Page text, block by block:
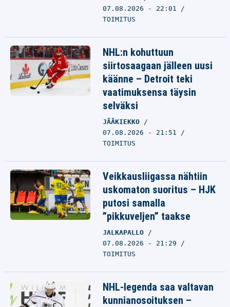
07.08.2026 - 22:01
TOIMITUS
NHL:n kohuttuun
siirtosaagaan jälleen uusi
käänne – Detroit teki
vaatimuksensa täysin
selväksi
JÄÄKIEKKO
07.08.2026 - 21:51
TOIMITUS
Veikkausliigassa nähtiin
uskomaton suoritus – HJK
putosi samalla
”pikkuveljen” taakse
JALKAPALLO
07.08.2026 - 21:29
TOIMITUS
NHL-legenda saa valtavan
kunnianosoituksen –